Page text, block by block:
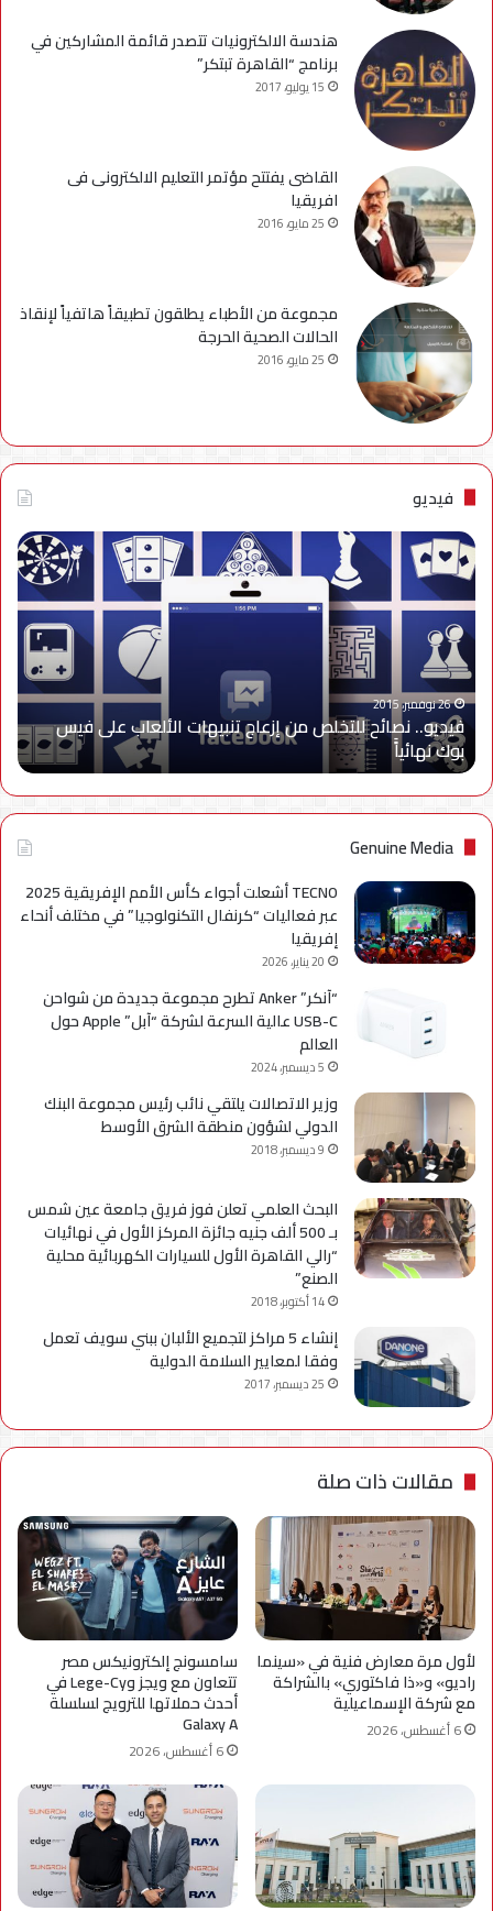
هندسة الالكترونيات تتصدر قائمة المشاركين في
برنامج “القاهرة تبتكر”
15 يوليو، 2017
القاضى يفتتح مؤتمر التعليم الالكترونى فى
افريقيا
25 مايو، 2016
مجموعة من الأطباء يطلقون تطبيقاً هاتفياً لإنقاذ
الحالات الصحية الحرجة
25 مايو، 2016
فيديو
فيديو..
نصائح
للتخلص
من
إزعاج
تنبيهات
الألعاب
على
فيس
بوك
نهائياًَ
26 نوفمبر، 2015
فيديو.. نصائح للتخلص من إزعاج تنبيهات الألعاب على فيس
بوك نهائياًَ
Genuine Media
TECNO أشعلت أجواء كأس الأمم الإفريقية 2025
عبر فعاليات “كرنفال التكنولوجيا” في مختلف أنحاء
إفريقيا
20 يناير، 2026
“آنكر” Anker تطرح مجموعة جديدة من شواحن
USB-C عالية السرعة لشركة “آبل” Apple حول
العالم
5 ديسمبر، 2024
وزير الاتصالات يلتقي نائب رئيس مجموعة البنك
الدولي لشؤون منطقة الشرق الأوسط
9 ديسمبر، 2018
البحث العلمي تعلن فوز فريق جامعة عين شمس
بـ 500 ألف جنيه جائزة المركز الأول في نهائيات
“رالي القاهرة الأول للسيارات الكهربائية محلية
الصنع”
14 أكتوبر، 2018
إنشاء 5 مراكز لتجميع الألبان ببني سويف تعمل
وفقا لمعايير السلامة الدولية
25 ديسمبر، 2017
مقالات ذات صلة
لأول مرة معارض فنية في «سينما
راديو» و«ذا فاكتوري» بالشراكة
مع شركة الإسماعيلية
6 أغسطس، 2026
سامسونج إلكترونيكس مصر
تتعاون مع ويجز وLege-Cy في
أحدث حملاتها للترويج لسلسلة
Galaxy A
6 أغسطس، 2026